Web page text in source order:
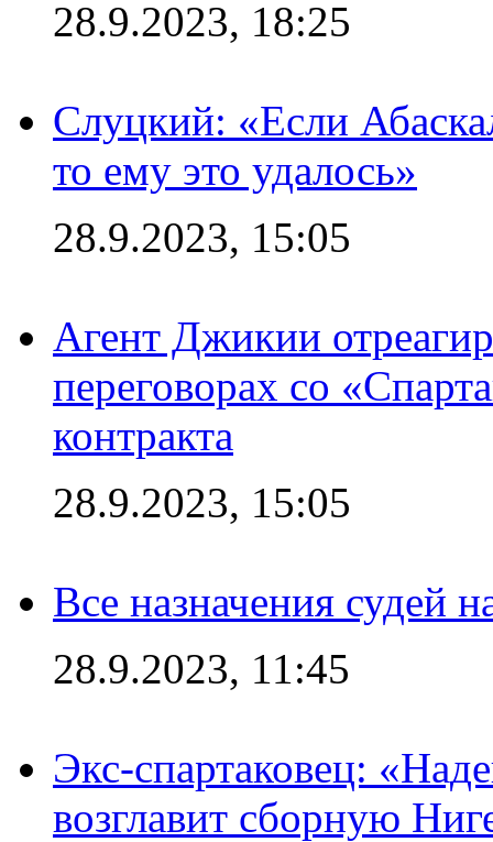
28.9.2023, 18:25
Слуцкий: «Если
то ему это удалось»
28.9.2023, 15:05
Агент Джикии
переговорах со
контракта
28.9.2023, 15:05
Все назначения судей
28.9.2023, 11:45
Экс-спартаковец:
возглавит сборную